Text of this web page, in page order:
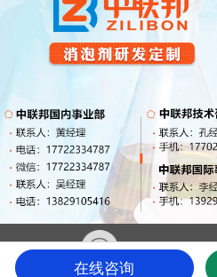
在线咨询